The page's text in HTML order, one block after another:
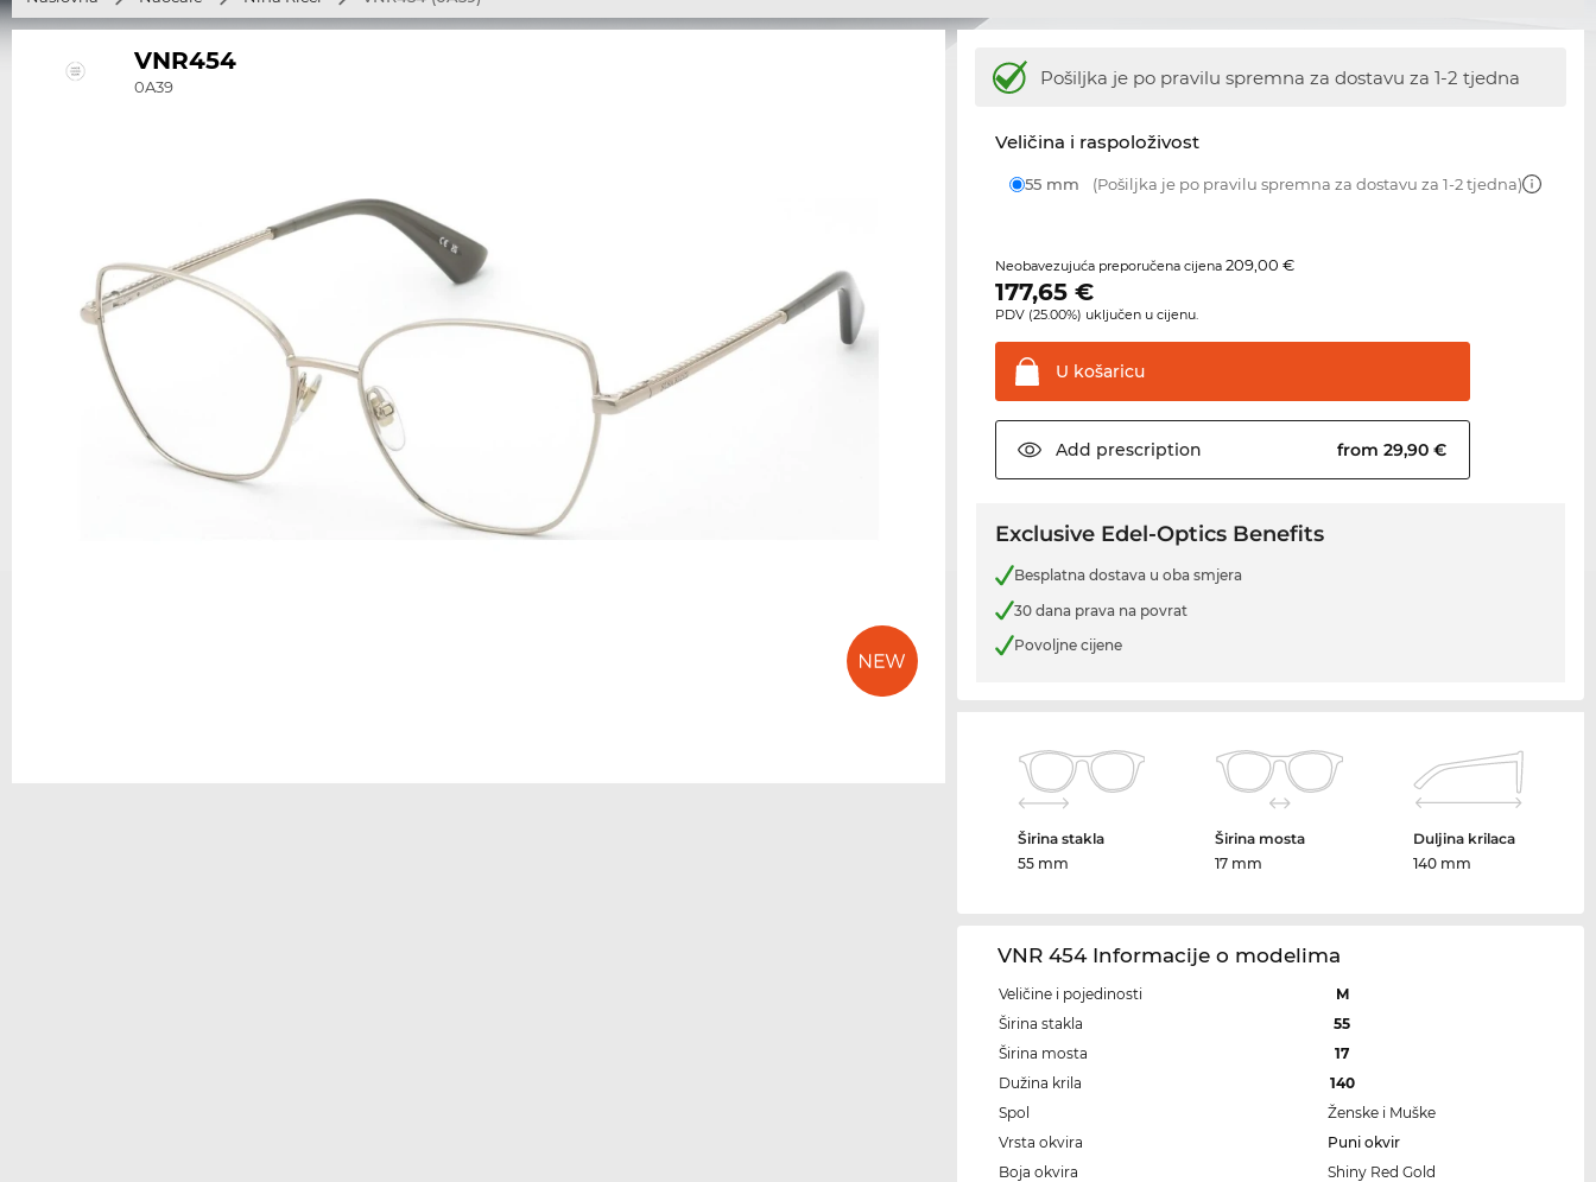
VNR454
0A39 Pošiljka je po pravilu spremna za dostavuza 1-2 tjedna
Veličina i raspoloživost
55 mm (Pošiljka je po pravilu spremna za dostavu za 1-2 tjedna)
Neobavezujuća preporučena cijena209,00 €
177,65 €
PDV (25.00%) uključen u cijenu.
U košaricu
Add prescription from 29,90 €
Exclusive Edel-Optics Benefits
Besplatna dostava u oba smjera
30 dana prava na povrat
Povoljne cijene
Širina stakla
55 mm
Širina mosta
17 mm
Duljina krilaca
140 mm
VNR 454 Informacije o modelima
Veličine i pojedinosti
M
Širina stakla
55
Širina mosta
17
Dužina krila
140
Spol
Ženske i Muške
Vrsta okvira
Puni okvir
Boja okvira
Shiny Red Gold